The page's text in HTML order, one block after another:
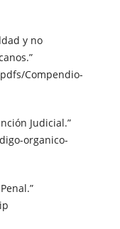
y no
Compendio-
Judicial.”
organico-